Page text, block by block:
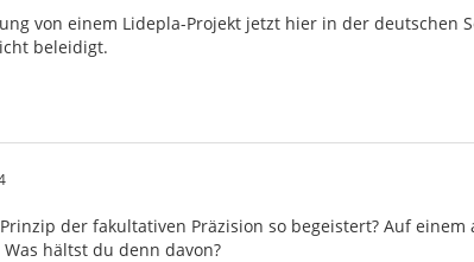
von einem Lidepla-Projekt jetzt hier in der
beleidigt.
der fakultativen Präzision so begeistert? Auf
hältst du denn davon?